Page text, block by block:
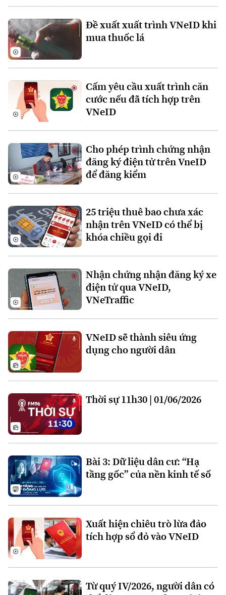
Theo dõi Hà Nội On
Hồ sơ
Người Việt 4 phương
Tài chính Ngân hàng
Doanh nghiệp
Tin tức
Đầu tư
Đất đai
Kinh nghiệm
Tàu và Xe
Ô tô
Tàu
Xe máy
Thị trường
Giáo dục
Tuyển sinh
Hướng nghiệp
Văn hóa
Tin tức
Di tích
Sức khỏe
Y tế
Dinh dưỡng
Tư vấn sức khỏe
Bóng đá
Quần vợt
Golf
Giải trí
Sao
Điện ảnh
Âm nhạc
Đã phát sóng
Đề xuất xuất trình VNeID khi
mua thuốc lá
Cấm yêu cầu xuất trình căn
cước nếu đã tích hợp trên
VNeID
Cho phép trình chứng nhận
đăng ký điện tử trên VneID
để đăng kiểm
25 triệu thuê bao chưa xác
nhận trên VNeID có thể bị
khóa chiều gọi đi
Nhận chứng nhận đăng ký xe
điện tử qua VNeID,
VNeTraffic
VNeID sẽ thành siêu ứng
dụng cho người dân
Thời sự 11h30 | 01/06/2026
Bài 3: Dữ liệu dân cư: “Hạ
tầng gốc” của nền kinh tế số
Xuất hiện chiêu trò lừa đảo
tích hợp sổ đỏ vào VNeID
Từ quý IV/2026, người dân có